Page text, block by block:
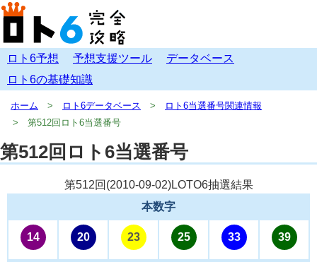
ロト6予想 予想支援ツール
データベース
ロト6の基礎知識
ホーム ロト6データベース
ロト6当選番号関連情報
第512回ロト6当選番号
第512回ロト6当選番号
第512回(2010-09-02)LOTO6抽選結果
本数字
14 20 23 25 33 39